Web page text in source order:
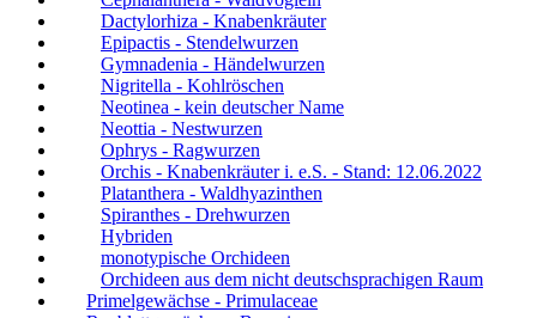
Dactylorhiza - Knabenkräuter
Epipactis - Stendelwurzen
Gymnadenia - Händelwurzen
Nigritella - Kohlröschen
Neotinea - kein deutscher Name
Neottia - Nestwurzen
Ophrys - Ragwurzen
Orchis - Knabenkräuter i. e.S. - Stand: 12.06.2022
Platanthera - Waldhyazinthen
Spiranthes - Drehwurzen
Hybriden
monotypische Orchideen
Orchideen aus dem nicht deutschsprachigen Raum
Primelgewächse - Primulaceae